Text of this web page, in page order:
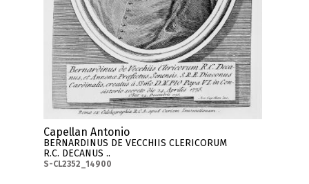
Capellan Antonio
BERNARDINUS DE VECCHIIS CLERICORUM
R.C. DECANUS ..
S-CL2352_14900